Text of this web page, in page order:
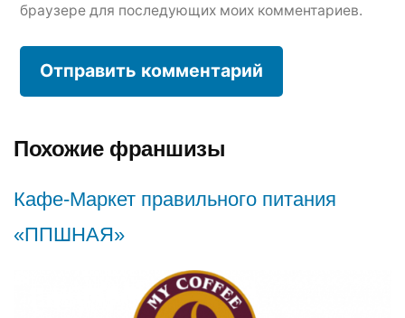
браузере для последующих моих комментариев.
Похожие франшизы
Кафе-Маркет правильного питания
«ППШНАЯ»